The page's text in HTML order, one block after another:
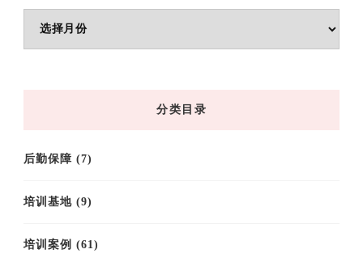
章
分类目录
后勤保障 (7)
培训基地 (9)
培训案例 (61)